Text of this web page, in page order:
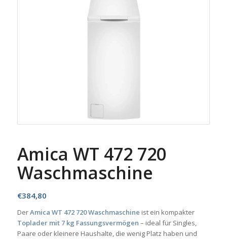
Amica WT 472 720
Waschmaschine
€384,80
DerAmica WT 472 720 Waschmaschine ist ein kompakter
Toplader mit 7 kg Fassungsvermögen – ideal für Singles,
Paare oder kleinere Haushalte, die wenig Platz haben und